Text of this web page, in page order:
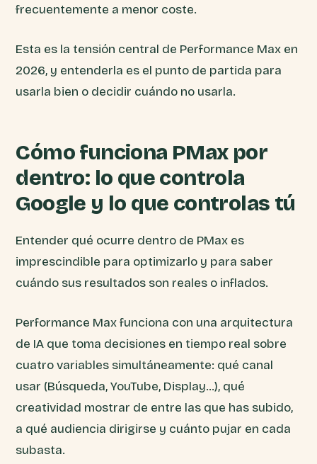
frecuentemente a menor coste.
Esta es la tensión central de Performance Max en
2026, y entenderla es el punto de partida para
usarla bien o decidir cuándo no usarla.
Cómo funciona PMax por
dentro: lo que controla
Google y lo que controlas tú
Entender qué ocurre dentro de PMax es
imprescindible para optimizarlo y para saber
cuándo sus resultados son reales o inflados.
Performance Max funciona con una arquitectura
de IA que toma decisiones en tiempo real sobre
cuatro variables simultáneamente: qué canal
usar (Búsqueda, YouTube, Display…), qué
creatividad mostrar de entre las que has subido,
a qué audiencia dirigirse y cuánto pujar en cada
subasta.